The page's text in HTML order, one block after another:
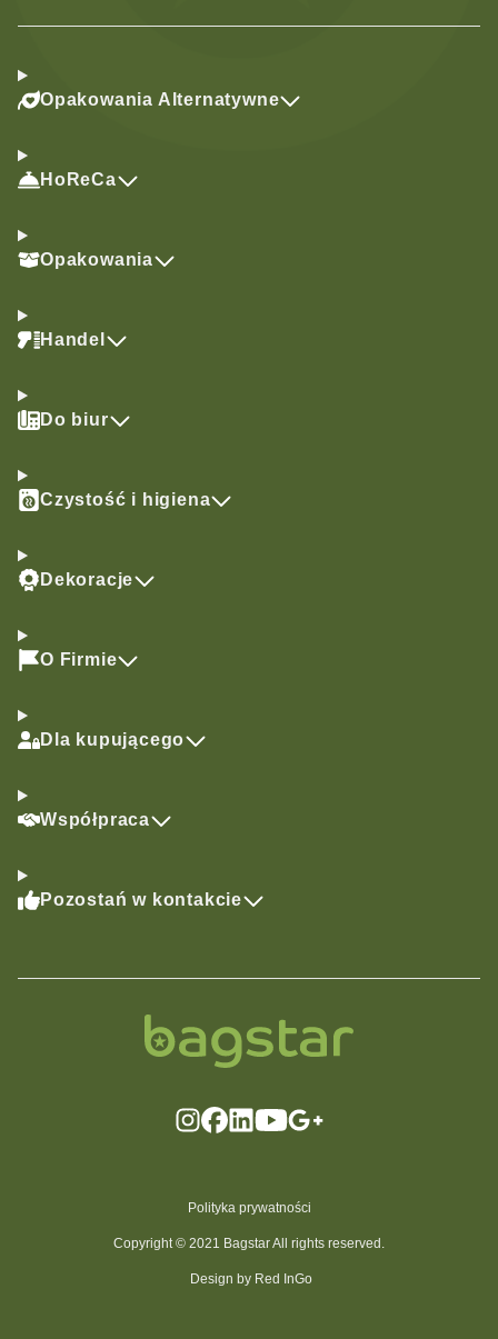
Opakowania Alternatywne
HoReCa
Opakowania
Handel
Do biur
Czystość i higiena
Dekoracje
O Firmie
Dla kupującego
Współpraca
Pozostań w kontakcie
Polityka prywatności
Copyright © 2021 Bagstar All rights reserved.
Design by Red InGo